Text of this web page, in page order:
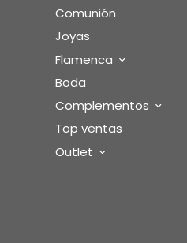
Comunión
Joyas
Flamenca
Boda
Complementos
Top ventas
Outlet